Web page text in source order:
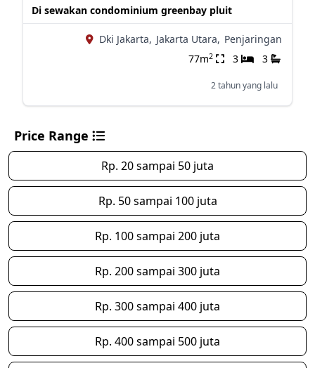
Di sewakan condominium greenbay pluit
Dki Jakarta, Jakarta Utara, Penjaringan
77m2 3 3
2 tahun yang lalu
Price Range
Rp. 20 sampai 50 juta
Rp. 50 sampai 100 juta
Rp. 100 sampai 200 juta
Rp. 200 sampai 300 juta
Rp. 300 sampai 400 juta
Rp. 400 sampai 500 juta